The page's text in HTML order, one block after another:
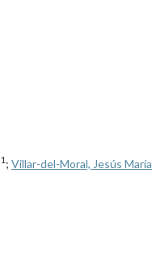
1 ; Villar-del-Moral, Jesús María